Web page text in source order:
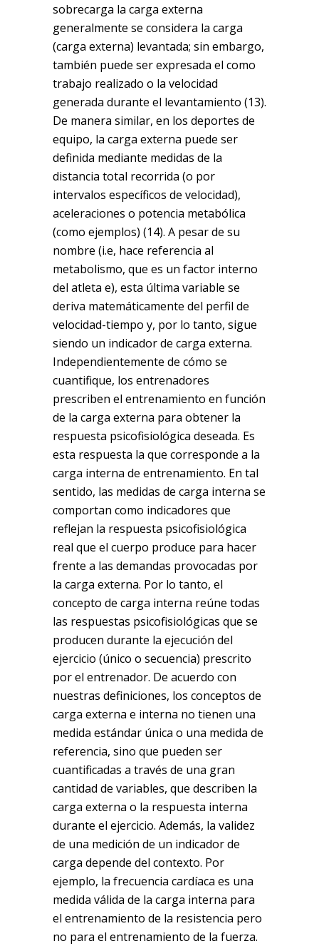
sobrecarga la carga externa
generalmente se considera la carga
(carga externa) levantada; sin embargo,
también puede ser expresada el como
trabajo realizado o la velocidad
generada durante el levantamiento (13).
De manera similar, en los deportes de
equipo, la carga externa puede ser
definida mediante medidas de la
distancia total recorrida (o por
intervalos específicos de velocidad),
aceleraciones o potencia metabólica
(como ejemplos) (14). A pesar de su
nombre (i.e, hace referencia al
metabolismo, que es un factor interno
del atleta e), esta última variable se
deriva matemáticamente del perfil de
velocidad-tiempo y, por lo tanto, sigue
siendo un indicador de carga externa.
Independientemente de cómo se
cuantifique, los entrenadores
prescriben el entrenamiento en función
de la carga externa para obtener la
respuesta psicofisiológica deseada. Es
esta respuesta la que corresponde a la
carga interna de entrenamiento. En tal
sentido, las medidas de carga interna se
comportan como indicadores que
reflejan la respuesta psicofisiológica
real que el cuerpo produce para hacer
frente a las demandas provocadas por
la carga externa. Por lo tanto, el
concepto de carga interna reúne todas
las respuestas psicofisiológicas que se
producen durante la ejecución del
ejercicio (único o secuencia) prescrito
por el entrenador. De acuerdo con
nuestras definiciones, los conceptos de
carga externa e interna no tienen una
medida estándar única o una medida de
referencia, sino que pueden ser
cuantificadas a través de una gran
cantidad de variables, que describen la
carga externa o la respuesta interna
durante el ejercicio. Además, la validez
de una medición de un indicador de
carga depende del contexto. Por
ejemplo, la frecuencia cardíaca es una
medida válida de la carga interna para
el entrenamiento de la resistencia pero
no para el entrenamiento de la fuerza.